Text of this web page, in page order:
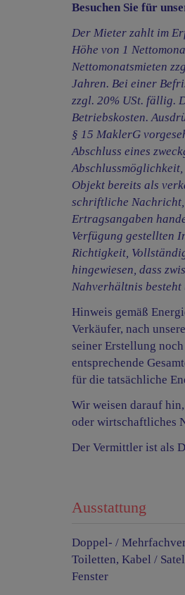
Besuchen Sie für
Der Mieter zahlt im
Höhe von 1
Nettomonatsmieten
Jahren. Bei einer
zzgl. 20% USt. fällig.
Betriebskosten.
§ 15 MaklerG
Abschluss eines
Objekt bereits als
schriftliche
Ertragsangaben
Verfügung gestellten
Richtigkeit,
hingewiesen, dass
Nahverhältnis
Hinweis gemäß
Verkäufer, nach
seiner Erstellung
entsprechende
für die tatsächliche
Wir weisen darauf
oder wirtschaftliches
Der Vermittler ist als
Ausstattung
Doppel- /
Toiletten Kabel /
Fenster